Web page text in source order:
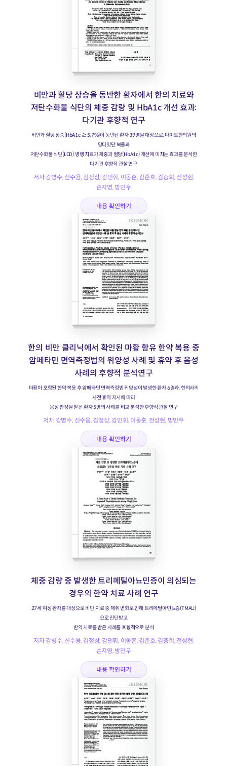
비만과 혈당 상승을 동반한 환자에서 한의 치료와
저탄수화물 식단의 체중 감량 및 HbA1c 개선 효과:
다기관 후향적 연구
비만과 혈당 상승(HbA1c ≥ 5.7%)이 동반된 환자 39명을 대상으로, 다이트한의원의
당다잇단 복용과
저탄수화물 식단(LCD) 병행 치료가 체중과 혈당(HbA1c) 개선에 미치는 효과를 분석한
다기관 후향적 관찰 연구
저자 강병수, 신수용, 김정상, 강민휘, 이동훈, 김준호, 김충희, 전성현,
손지영, 방민우
내용 확인하기
한의 비만 클리닉에서 확인된 마황 함유 한약 복용 중
암페타민 면역측정법의 위양성 사례 및 휴약 후 음성
사례의 후향적 분석연구
마황이 포함된 한약 복용 후 암페타민 면역측정법 위양성이 발생한 환자 6명과, 한의사의
사전 휴약 지시에 따라
음성 판정을 받은 환자 5명의 사례를 비교 분석한 후향적 관찰 연구
저자 강병수, 신수용, 김정상, 강민휘, 이동훈, 전성현, 방민우
내용 확인하기
체중 감량 중 발생한 트리메틸아뇨민증이 의심되는
경우의 한약 치료 사례 연구
27세 여성 환자를 대상으로 비만 치료 중 체취 변화로 인해 트리메틸아민뇨증(TMAU)
으로 진단받고
한약 치료를 받은 사례를 후향적으로 분석
저자 강병수, 신수용, 김정상, 강민휘, 이동훈, 김준호, 김충희, 전성현,
손지영, 방민우
내용 확인하기